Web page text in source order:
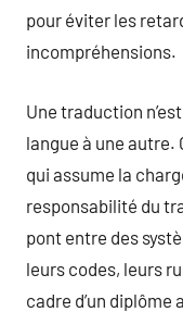
pour éviter les
incompréhensions.
Une traduction
langue à une autre.
qui assume la
responsabilité du
pont entre des
leurs codes, leurs
cadre d’un